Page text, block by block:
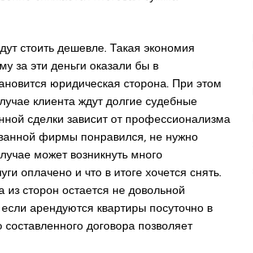
стоить дешевле. Такая экономия
за эти деньги оказали бы в
юридическая сторона. При этом
клиента ждут долгие судебные
сделки зависит от профессионализма
фирмы понравился, не нужно
может возникнуть много
оплачено и что в итоге хочется снять.
сторон остается не довольной
арендуются квартиры посуточно в
договора позволяет